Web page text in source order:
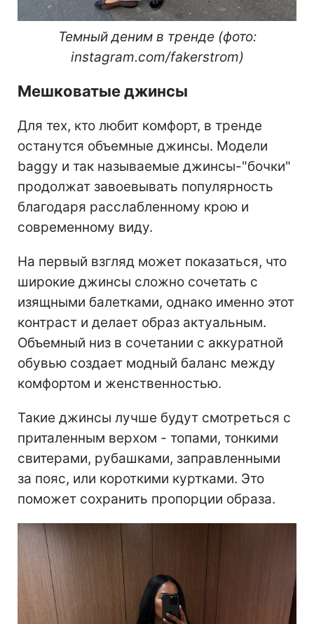
Темный деним в тренде (фото:
instagram.com/fakerstrom)
Мешковатые джинсы
Для тех, кто любит комфорт, в тренде
останутся объемные джинсы. Модели
baggy и так называемые джинсы-"бочки"
продолжат завоевывать популярность
благодаря расслабленному крою и
современному виду.
На первый взгляд может показаться, что
широкие джинсы сложно сочетать с
изящными балетками, однако именно этот
контраст и делает образ актуальным.
Объемный низ в сочетании с аккуратной
обувью создает модный баланс между
комфортом и женственностью.
Такие джинсы лучше будут смотреться с
приталенным верхом - топами, тонкими
свитерами, рубашками, заправленными
за пояс, или короткими куртками. Это
поможет сохранить пропорции образа.